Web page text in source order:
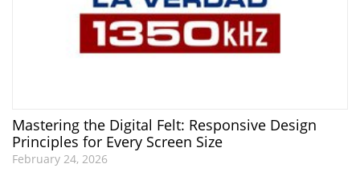
Mastering the Digital Felt: Responsive Design
Principles for Every Screen Size
February 24, 2026